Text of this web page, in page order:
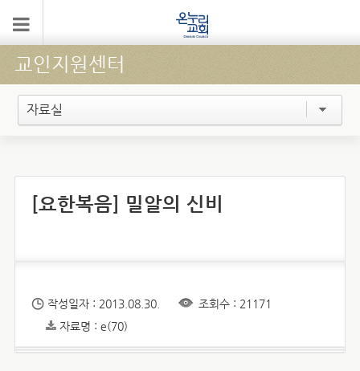
교인지원센터
자료실
[요한복음] 밀알의 신비
작성일자 : 2013.08.30.
조회수 : 21171
자료명 : e(70)